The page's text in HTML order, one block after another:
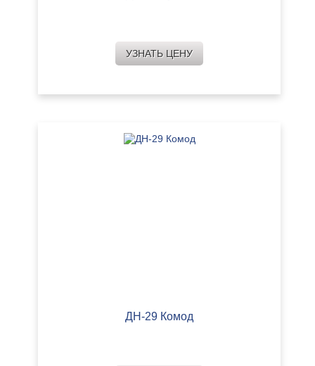
УЗНАТЬ ЦЕНУ
ДН-29 Комод